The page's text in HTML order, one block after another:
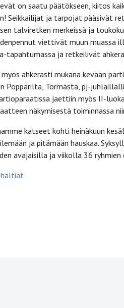
on saatu päätökseen, kiitos
Seikkailijat ja tarpojat pääsivät
talviretken merkeissä ja
viettivät muun muassa
tapahtumassa ja retkeilivät
ahkerasti mukana kevään
Popparilta, Törmästä, pj-
jaettiin myös II-
näkymisestä toiminnassa
katseet kohti heinäkuun
ja pitämään hauskaa.
avajaisilla ja viikolla 36